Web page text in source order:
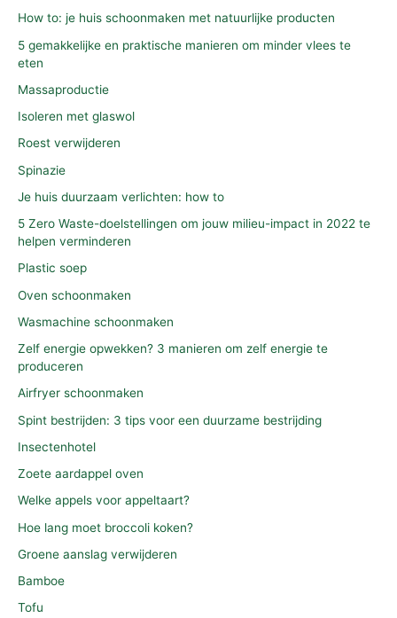
How to: je huis schoonmaken met natuurlijke producten
5 gemakkelijke en praktische manieren om minder vlees te
eten
Massaproductie
Isoleren met glaswol
Roest verwijderen
Spinazie
Je huis duurzaam verlichten: how to
5 Zero Waste-doelstellingen om jouw milieu-impact in 2022 te
helpen verminderen
Plastic soep
Oven schoonmaken
Wasmachine schoonmaken
Zelf energie opwekken? 3 manieren om zelf energie te
produceren
Airfryer schoonmaken
Spint bestrijden: 3 tips voor een duurzame bestrijding
Insectenhotel
Zoete aardappel oven
Welke appels voor appeltaart?
Hoe lang moet broccoli koken?
Groene aanslag verwijderen
Bamboe
Tofu